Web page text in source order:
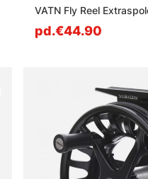
VATN Fly Reel
pd.€44.90